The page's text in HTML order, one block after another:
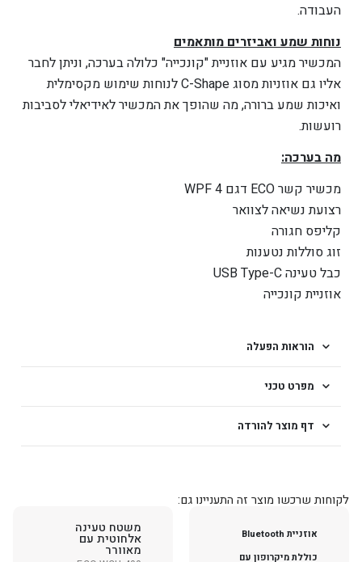
העבודה.
נוחות שמע ואביזרים מותאמים
המכשיר מגיע עם אוזניית "קונכייה" כלולה בערכה, וניתן לחבר
אליו גם אוזניות מסוג C-Shape לנוחות שימוש מקסימלית
ואיכות שמע ברורה, מה שהופך את המכשיר לאידיאלי לסביבות
רועשות.
מה בערכה:
מכשיר קשר ECO דגם WPF 4
רצועת נשיאה לצוואר
קליפס חגורה
זוג סוללות נטענות
כבל טעינה USB Type-C
אוזניית קונכייה
הוראות הפעלה
מפרט טכני
דף מוצר להורדה
לקוחות שרכשו מוצר זה התעניינו גם:
אוזניית Bluetooth
כוללתמיקרופון עם
משטח טעינה
אלחוטית עם
מאוורר